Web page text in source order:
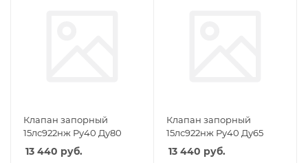
Клапан запорный
15лс922нж Ру40 Ду80
13 440 руб.
Клапан запорный
15лс922нж Ру40 Ду65
13 440 руб.